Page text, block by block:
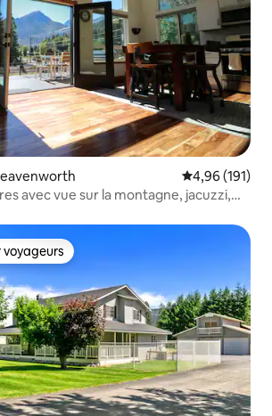
Évaluation
4,96 (191)
avec vue sur la montagne, jacuzzi,
les plus appréciés